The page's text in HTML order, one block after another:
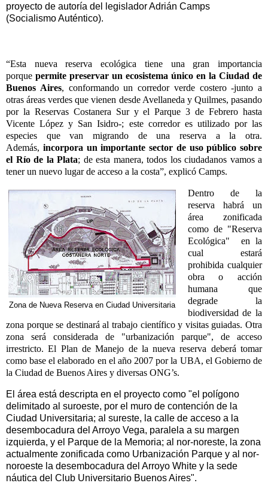
proyecto de autoría del legislador Adrián Camps
(Socialismo Auténtico).
“Esta nueva reserva ecológica tiene una gran importancia
porque permite preservar un ecosistema único en la Ciudad de
Buenos Aires, conformando un corredor verde costero -junto a
otras áreas verdes que vienen desde Avellaneda y Quilmes, pasando
por la Reservas Costanera Sur y el Parque 3 de Febrero hasta
Vicente López y San Isidro-; este corredor es utilizado por las
especies que van migrando de una reserva a la otra.
Además, incorpora un importante sector de uso público sobre
el Río de la Plata; de esta manera, todos los ciudadanos vamos a
tener un nuevo lugar de acceso a la costa”, explicó Camps.
Zona de Nueva Reserva en Ciudad Universitaria
Dentro de la
reserva habrá un
área zonificada
como de "Reserva
Ecológica" en la
cual estará
prohibida cualquier
obra o acción
humana que
degrade la
biodiversidad de la
zona porque se destinará al trabajo científico y visitas guiadas. Otra
zona será considerada de "urbanización parque", de acceso
irrestricto. El Plan de Manejo de la nueva reserva deberá tomar
como base el elaborado en el año 2007 por la UBA, el Gobierno de
la Ciudad de Buenos Aires y diversas ONG’s.
El área está descripta en el proyecto como "el polígono
delimitado al suroeste, por el muro de contención de la
Ciudad Universitaria; al sureste, la calle de acceso a la
desembocadura del Arroyo Vega, paralela a su margen
izquierda, y el Parque de la Memoria; al nor-noreste, la zona
actualmente zonificada como Urbanización Parque y al nor-
noroeste la desembocadura del Arroyo White y la sede
náutica del Club Universitario Buenos Aires".